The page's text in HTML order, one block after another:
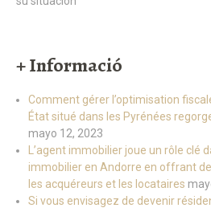
+ Informació
Comment gérer l’optimisation
État situé dans les Pyrénées
mayo 12, 2023
L’agent immobilier joue un rôle clé
immobilier en Andorre en offrant
les acquéreurs et les locataires
Si vous envisagez de devenir